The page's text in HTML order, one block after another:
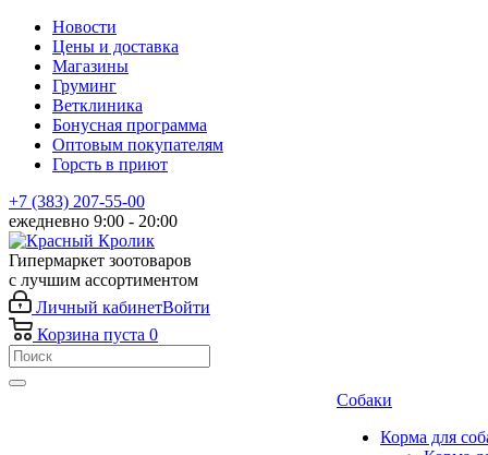
Новости
Цены и доставка
Магазины
Груминг
Ветклиника
Бонусная программа
Оптовым покупателям
Горсть в приют
+7 (383) 207-55-00
ежедневно 9:00 - 20:00
Гипермаркет зоотоваров
с лучшим ассортиментом
Личный кабинетВойти
Корзина пуста 0
Собаки
Корма для